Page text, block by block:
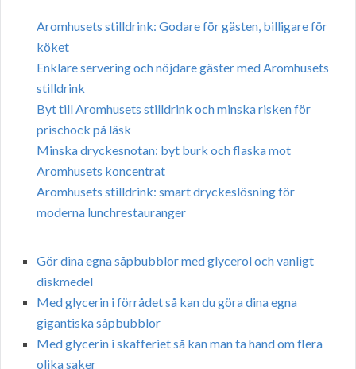
Aromhusets stilldrink: Godare för gästen, billigare för
köket
Enklare servering och nöjdare gäster med Aromhusets
stilldrink
Byt till Aromhusets stilldrink och minska risken för
prischock på läsk
Minska dryckesnotan: byt burk och flaska mot
Aromhusets koncentrat
Aromhusets stilldrink: smart dryckeslösning för
moderna lunchrestauranger
Gör dina egna såpbubblor med glycerol och vanligt
diskmedel
Med glycerin i förrådet så kan du göra dina egna
gigantiska såpbubblor
Med glycerin i skafferiet så kan man ta hand om flera
olika saker